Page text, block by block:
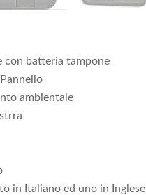
con batteria tampone
ambientale
in Italiano ed uno in Inglese